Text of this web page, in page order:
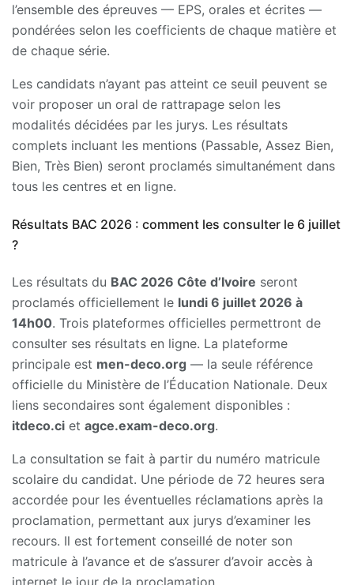
l’ensemble des épreuves — EPS, orales et écrites —
pondérées selon les coefficients de chaque matière et
de chaque série.
Les candidats n’ayant pas atteint ce seuil peuvent se
voir proposer un oral de rattrapage selon les
modalités décidées par les jurys. Les résultats
complets incluant les mentions (Passable, Assez Bien,
Bien, Très Bien) seront proclamés simultanément dans
tous les centres et en ligne.
Résultats BAC 2026 : comment les consulter le 6 juillet
?
Les résultats du BAC 2026 Côte d’Ivoire seront
proclamés officiellement le lundi 6 juillet 2026 à
14h00. Trois plateformes officielles permettront de
consulter ses résultats en ligne. La plateforme
principale est men-deco.org — la seule référence
officielle du Ministère de l’Éducation Nationale. Deux
liens secondaires sont également disponibles :
itdeco.ci et agce.exam-deco.org.
La consultation se fait à partir du numéro matricule
scolaire du candidat. Une période de 72 heures sera
accordée pour les éventuelles réclamations après la
proclamation, permettant aux jurys d’examiner les
recours. Il est fortement conseillé de noter son
matricule à l’avance et de s’assurer d’avoir accès à
internet le jour de la proclamation.